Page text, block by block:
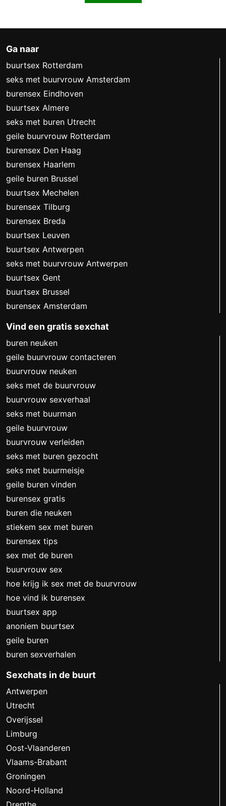
Ga naar
buurtsex Rotterdam
seks met buurvrouw Amsterdam
burensex Eindhoven
buurtsex Almere
seks met buren Utrecht
geile buurvrouw Rotterdam
burensex Den Haag
burensex Haarlem
geile buren Brussel
buurtsex Mechelen
burensex Tilburg
burensex Breda
buurtsex Leuven
buurtsex Antwerpen
seks met buurvrouw Antwerpen
buurtsex Gent
buurtsex Brussel
burensex Amsterdam
Vind een gratis sexchat
buren neuken
geile buurvrouw contacteren
buurvrouw neuken
seks met de buurvrouw
buurvrouw sexverhaal
seks met buurman
geile buurvrouw
buurvrouw verleiden
seks met buren gezocht
seks met buurmeisje
geile buren vinden
burensex gratis
buren die neuken
stiekem sex met buren
burensex tips
sex met de buren
buurvrouw sex
hoe krijg ik sex met de buurvrouw
hoe vind ik burensex
buurtsex app
anoniem buurtsex
geile buren
buren sexverhalen
Sexchats in de buurt
Antwerpen
Utrecht
Overijssel
Limburg
Oost-Vlaanderen
Vlaams-Brabant
Groningen
Noord-Holland